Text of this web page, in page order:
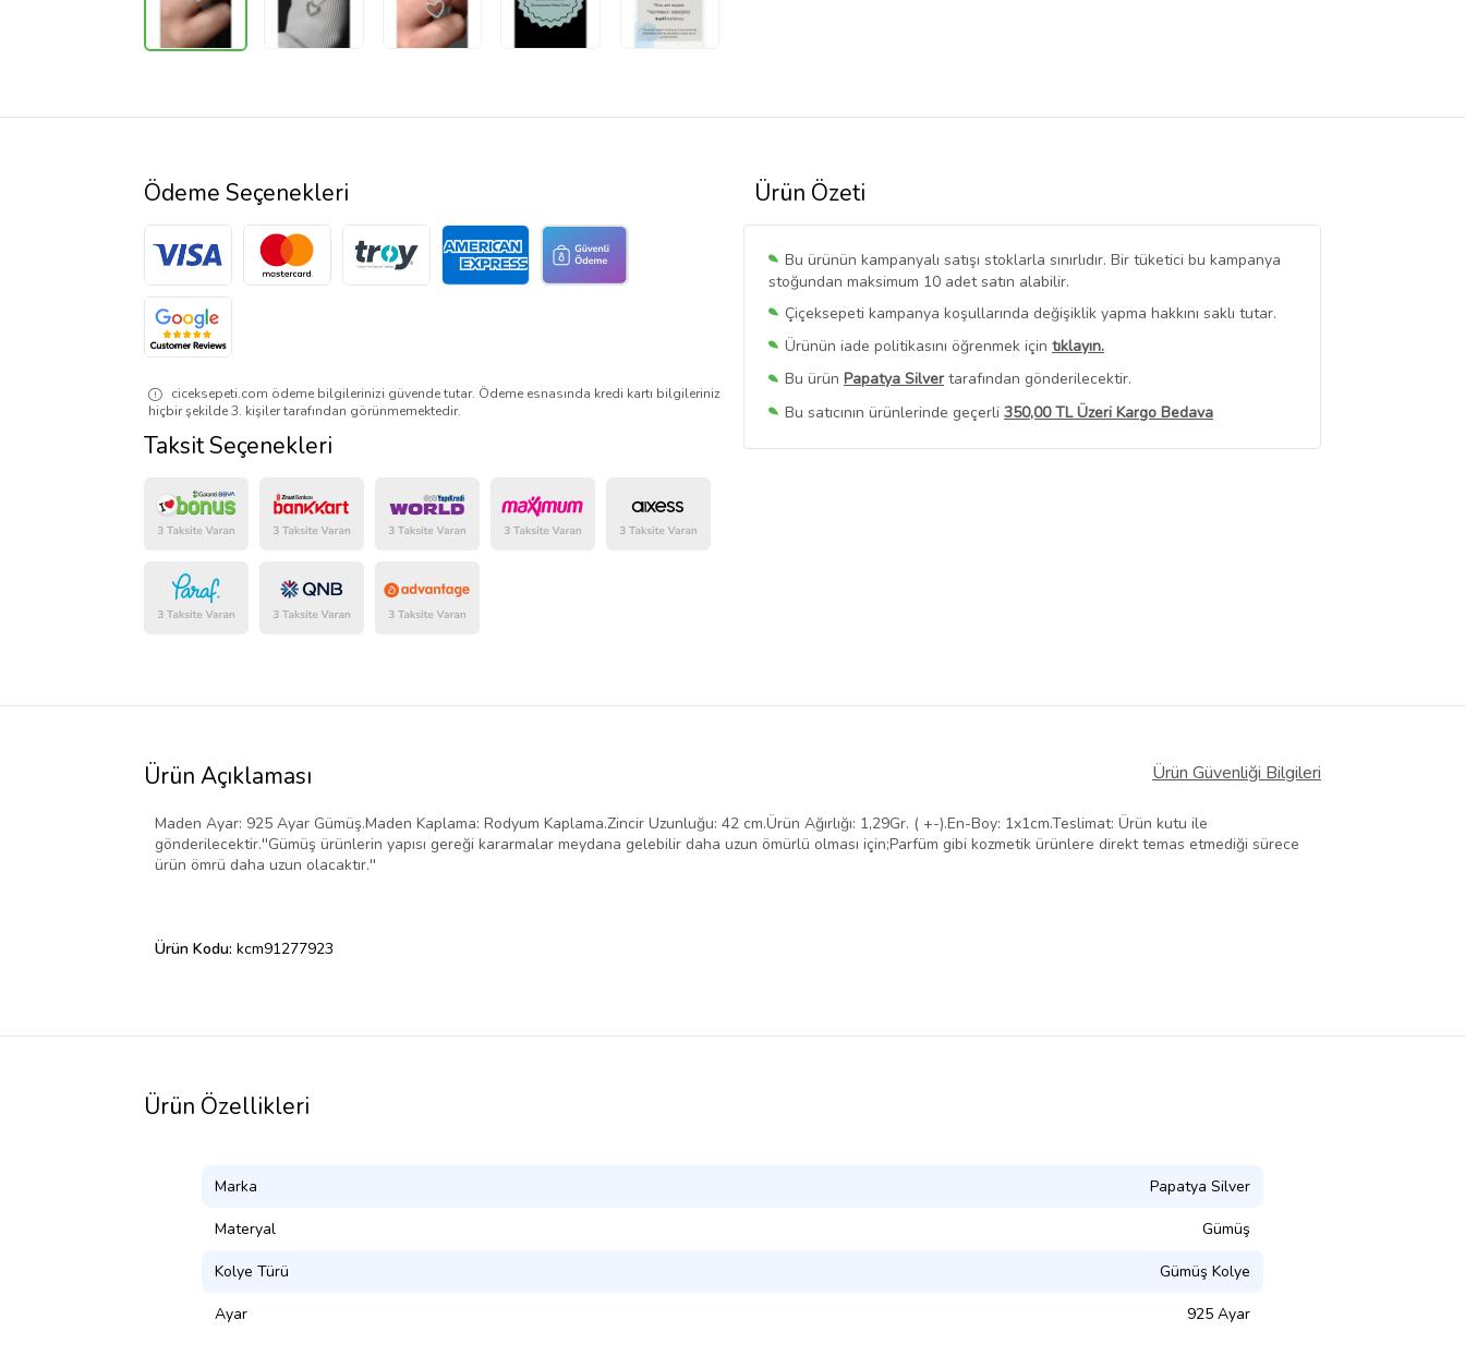
Ürün Özeti
Bu ürünün kampanyalı satışı stoklarla sınırlıdır. Bir tüketici bu kampanya
stoğundan maksimum 10 adet satın alabilir.
Çiçeksepeti kampanya koşullarında değişiklik yapma hakkını saklı tutar.
Ürünün iade politikasını öğrenmek için tıklayın.
Bu ürün Papatya Silver tarafından gönderilecektir.
Bu satıcının ürünlerinde geçerli 350,00 TL Üzeri Kargo Bedava
Bu SatıcınınTüm Ürünlerini Görüntüle
Ödeme Seçenekleri
ciceksepeti.com ödeme bilgilerinizi güvende tutar. Ödeme esnasında kredi kartı bilgileriniz
hiçbir şekilde 3. kişiler tarafından görünmemektedir.
Taksit Seçenekleri
Ürün Açıklaması Ürün Güvenliği Bilgileri
Maden Ayar: 925 Ayar Gümüş.Maden Kaplama: Rodyum Kaplama.Zincir Uzunluğu: 42 cm.Ürün Ağırlığı: 1,29Gr. ( +-).En-Boy: 1x1cm.Teslimat: Ürün kutu ile
gönderilecektir.''Gümüş ürünlerin yapısı gereği kararmalar meydana gelebilir daha uzun ömürlü olması için;Parfüm gibi kozmetik ürünlere direkt temas etmediği sürece
ürün ömrü daha uzun olacaktır.''
Ürün Kodu: kcm91277923
Ürün Özellikleri
Marka Papatya Silver
Materyal Gümüş
Kolye Türü Gümüş Kolye
Ayar 925 Ayar